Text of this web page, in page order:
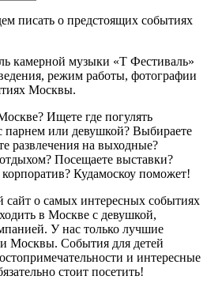
писать о предстоящих событиях
камерной музыки «Т Фестиваль»
режим работы, фотографии
Москвы.
Ищете где погулять
парнем или девушкой? Выбираете
развлечения на выходные?
Посещаете выставки?
корпоратив? Кудамоскоу поможет!
о самых интересных событиях
в Москве с девушкой,
У нас только лучшие
Москвы. События для детей
и интересные
стоит посетить!